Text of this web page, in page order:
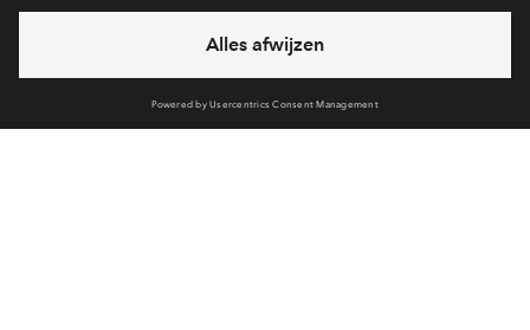
vandaag gesloten, maandag zijn we vanaf
09:00 uur weer
bereikbaar